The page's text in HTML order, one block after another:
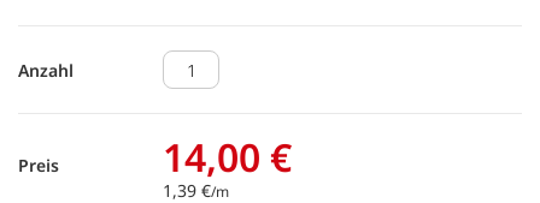
Anzahl
Preis 14,00 €
1,39 €/m